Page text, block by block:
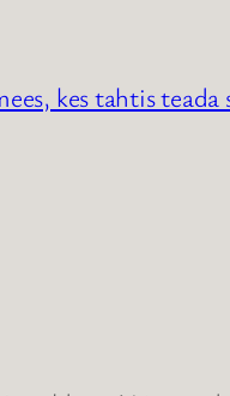
kes tahtis teada